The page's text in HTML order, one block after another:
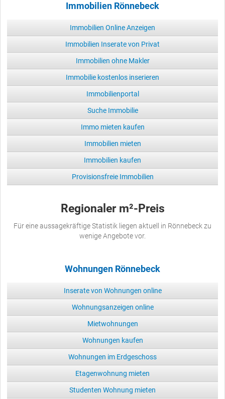
Immobilien Rönnebeck
Immobilien Online Anzeigen
Immobilien Inserate von Privat
Immobilien ohne Makler
Immobilie kostenlos inserieren
Immobilienportal
Suche Immobilie
Immo mieten kaufen
Immobilien mieten
Immobilien kaufen
Provisionsfreie Immobilien
Regionaler m²-Preis
Für eine aussagekräftige Statistik liegen aktuell in Rönnebeck zu
wenige Angebote vor.
Wohnungen Rönnebeck
Inserate von Wohnungen online
Wohnungsanzeigen online
Mietwohnungen
Wohnungen kaufen
Wohnungen im Erdgeschoss
Etagenwohnung mieten
Studenten Wohnung mieten